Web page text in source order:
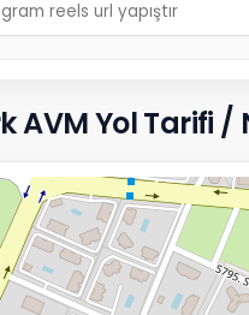
AVM Yol Tarifi /